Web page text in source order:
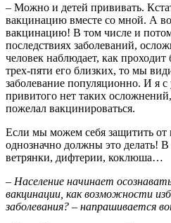
– Можно и детей прививать.
вакцинацию вместе со мной. А
вакцинацию! В том числе и
последствиях заболеваний,
человек наблюдает, как
трех-пяти его близких, то мы
заболевание популяционно. И я
привитого нет таких
пожелал вакцинироваться.
Если мы можем себя защитить от
однозначно должны это делать!
ветрянки, дифтерии, коклюша…
– Население начинает
вакцинации, как возможности
заболевания? – напрашивается